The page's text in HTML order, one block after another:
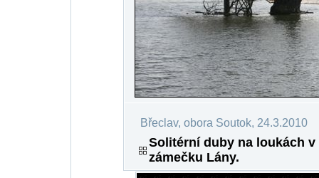
Břeclav, obora Soutok, 24.3.2010
Solitérní duby na loukách
zámečku Lány.